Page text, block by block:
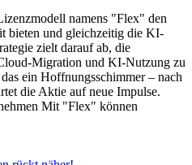
namens "Flex" den
bieten und gleichzeitig die KI-
zielt darauf ab, die
Migration und KI-Nutzung zu
ein Hoffnungsschimmer – nach
die Aktie auf neue Impulse.
Mit "Flex" können